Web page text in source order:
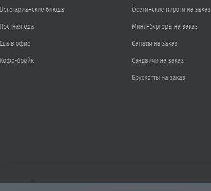
Вегетарианские блюда
Постная еда
Еда в офис
Кофе-брейк
Осетинские пироги на заказ
Мини-бургеры на заказ
Салаты на заказ
Сэндвичи на заказ
Брускетты на заказ